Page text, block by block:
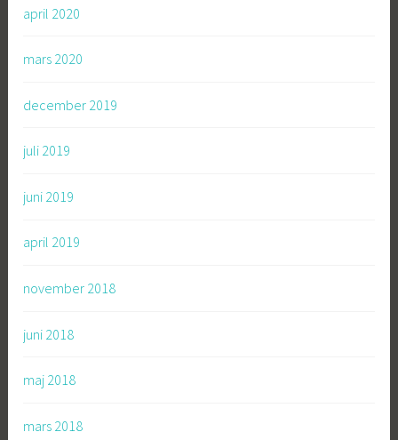
april 2020
mars 2020
december 2019
juli 2019
juni 2019
april 2019
november 2018
juni 2018
maj 2018
mars 2018